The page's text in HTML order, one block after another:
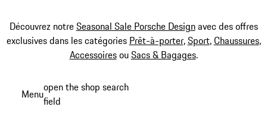
Découvrez notreSeasonal Sale Porsche Designavec des offres
exclusives dans les catégories Prêt-à-porter,Sport,Chaussures,
AccessoiresouSacs & Bagages.
Menuopen the shop search
field